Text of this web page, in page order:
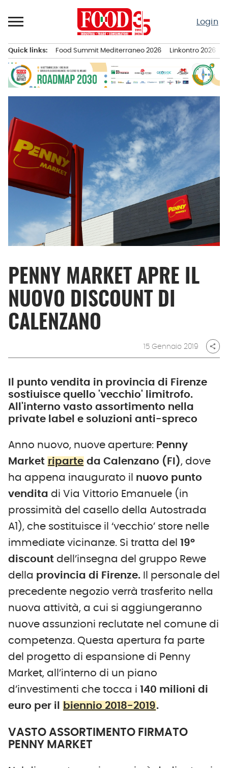
al
Login
principale
Quick links: Food Summit Mediterraneo 2026 Linkontro 2026
PENNY MARKET APRE IL
NUOVO DISCOUNT DI
CALENZANO
15 Gennaio 2019 share
Il punto vendita in provincia di Firenze
sostiuisce quello 'vecchio' limitrofo.
All'interno vasto assortimento nella
private label e soluzioni anti-spreco
Anno nuovo, nuove aperture: Penny
Market riparte da Calenzano (FI), dove
ha appena inaugurato il nuovo punto
vendita di Via Vittorio Emanuele (in
prossimità del casello della Autostrada
A1), che sostituisce il ‘vecchio’ store nelle
immediate vicinanze. Si tratta del 19°
discount dell’insegna del gruppo Rewe
della provincia di Firenze.
Il personale del
precedente negozio verrà trasferito nella
nuova attività, a cui si aggiungeranno
nuove assunzioni reclutate nel comune di
competenza. Questa apertura fa parte
del progetto di espansione di Penny
Market, all’interno di un piano
d’investimenti che tocca i 140 milioni di
euro per il
biennio 2018-2019.
VASTO ASSORTIMENTO FIRMATO
PENNY MARKET